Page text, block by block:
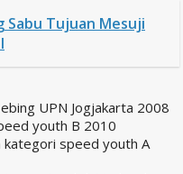
Sabu Tujuan Mesuji
UPN Jogjakarta 2008
youth B 2010
kategori speed youth A